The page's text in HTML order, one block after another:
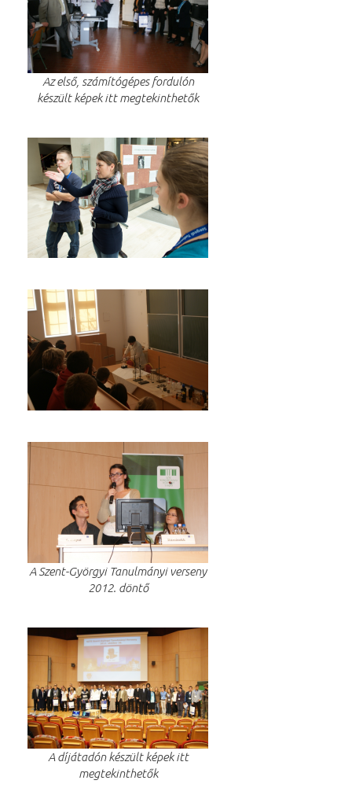
Az első, számítógépes fordulón
készült képek itt megtekinthetők
A Szent-Györgyi Tanulmányi verseny
2012. döntő
A díjátadón készült képek itt
megtekinthetők